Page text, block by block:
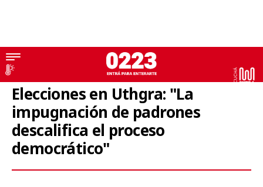
Gastronomía
Elecciones en Uthgra: "La
impugnación de padrones
descalifica el proceso
democrático"